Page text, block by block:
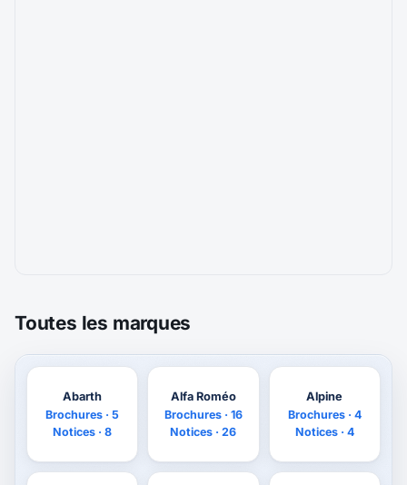
Toutes les marques
Abarth
Brochures · 5
Notices · 8
Alfa Roméo
Brochures · 16
Notices · 26
Alpine
Brochures · 4
Notices · 4